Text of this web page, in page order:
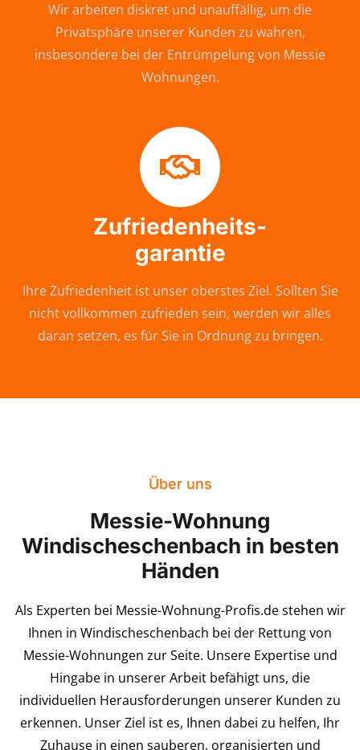
Wir arbeiten diskret und unauffällig, um die
Privatsphäre unserer Kunden zu wahren,
insbesondere bei der Entrümpelung von Messie
Wohnungen.
Zufriedenheits-
garantie
Ihre Zufriedenheit ist unser oberstes Ziel. Sollten Sie
nicht vollkommen zufrieden sein, werden wir alles
daran setzen, es für Sie in Ordnung zu bringen.
Über uns
Messie-Wohnung
Windischeschenbach in besten
Händen
Als Experten bei Messie-Wohnung-Profis.de stehen wir
Ihnen in Windischeschenbach bei der Rettung von
Messie-Wohnungen zur Seite. Unsere Expertise und
Hingabe in unserer Arbeit befähigt uns, die
individuellen Herausforderungen unserer Kunden zu
erkennen. Unser Ziel ist es, Ihnen dabei zu helfen, Ihr
Zuhause in einen sauberen, organisierten und